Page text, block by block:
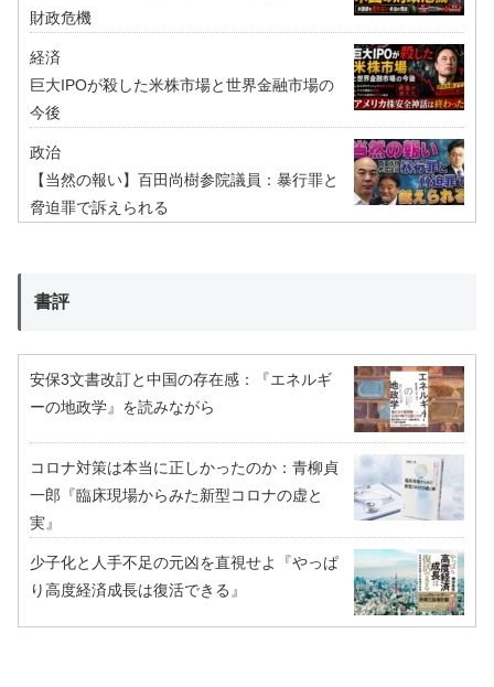
財政危機
経済
巨大IPOが殺した米株市場と世界金融市場の
今後
政治
【当然の報い】百田尚樹参院議員：暴行罪と
脅迫罪で訴えられる
書評
安保3文書改訂と中国の存在感：『エネルギ
ーの地政学』を読みながら
コロナ対策は本当に正しかったのか：青柳貞
一郎『臨床現場からみた新型コロナの虚と
実』
少子化と人手不足の元凶を直視せよ『やっぱ
り高度経済成長は復活できる』